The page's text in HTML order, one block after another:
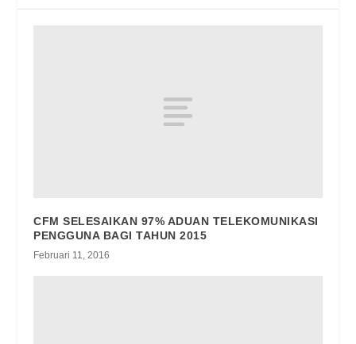
CFM SELESAIKAN 97% ADUAN TELEKOMUNIKASI
PENGGUNA BAGI TAHUN 2015
Februari 11, 2016